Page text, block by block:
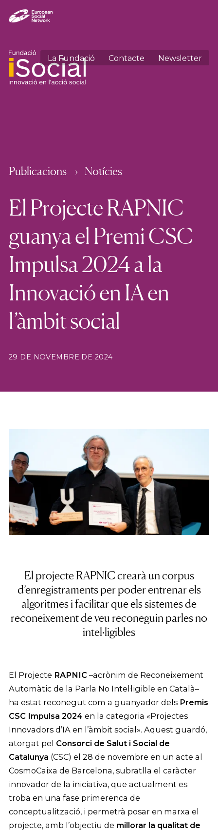
La Fundació Contacte Newsletter
Publicacions Notícies
El Projecte RAPNIC
guanya el Premi CSC
Impulsa 2024 a la
Innovació en IA en
l’àmbit social
29 DE NOVEMBRE DE 2024
El projecte RAPNIC crearà un corpus
d’enregistraments per poder entrenar els
algoritmes i facilitar que els sistemes de
reconeixement de veu reconeguin parles no
intel·ligibles
El Projecte RAPNIC –acrònim de Reconeixement
Automàtic de la Parla No Intel·ligible en Català–
ha estat reconegut com a guanyador dels Premis
CSC Impulsa 2024 en la categoria «Projectes
Innovadors d’IA en l’àmbit social». Aquest guardó,
atorgat pel Consorci de Salut i Social de
Catalunya (CSC) el 28 de novembre en un acte al
CosmoCaixa de Barcelona, subratlla el caràcter
innovador de la iniciativa, que actualment es
troba en una fase primerenca de
conceptualització, i permetrà posar en marxa el
projecte, amb l’objectiu de millorar la qualitat de